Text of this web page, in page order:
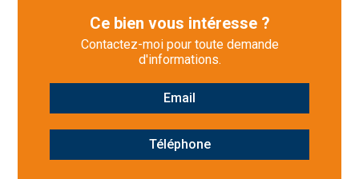
Ce bien vous intéresse ?
Contactez-moi pour toute demande
d'informations.
Email
Téléphone